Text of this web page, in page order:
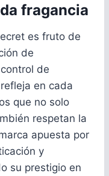
fragancia
es fruto de
de
de
en cada
que no solo
respetan la
apuesta por
y
su prestigio en